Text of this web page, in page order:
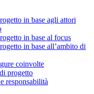
in base agli attori
in base al focus
in base all’ambito di
coinvolte
progetto
responsabilità